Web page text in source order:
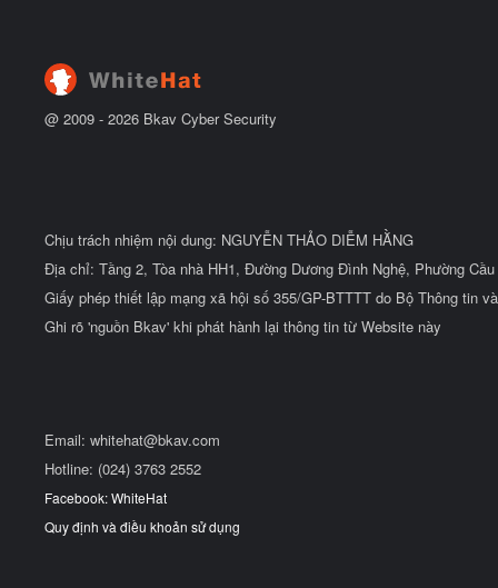
@ 2009 - 2026 Bkav Cyber Security
Chịu trách nhiệm nội dung: NGUYỄN THẢO DIỄM HẰNG
Địa chỉ: Tầng 2, Tòa nhà HH1, Đường Dương Đình Nghệ, Phường
Giấy phép thiết lập mạng xã hội số 355/GP-BTTTT do Bộ Thông tin
Ghi rõ 'nguồn Bkav' khi phát hành lại thông tin từ Website này
Email: whitehat@bkav.com
Hotline: (024) 3763 2552
Facebook: WhiteHat
Quy định và điều khoản sử dụng